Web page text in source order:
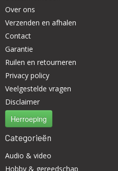
Over ons
Verzenden en afhalen
Contact
Garantie
Ruilen en retourneren
Privacy policy
Veelgestelde vragen
Disclaimer
Herroeping
Categorieën
Audio & video
Hobby & gereedschap